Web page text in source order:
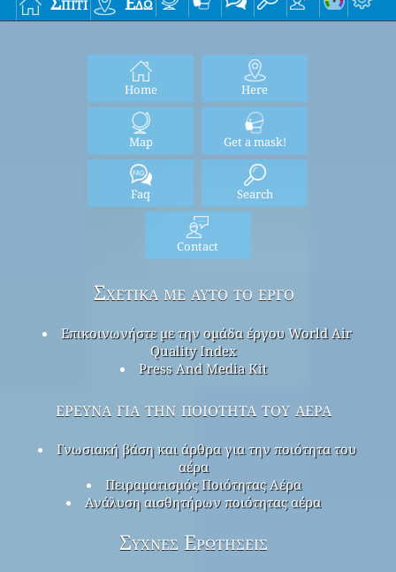
Home Here
Map Get a mask!
Faq Search
Contact
Σχετικά με αυτό το έργο
Επικοινωνήστε με την ομάδα έργου World Air
Quality Index
Press And Media Kit
έρευνα για την ποιότητα του αέρα
Γνωσιακή βάση και άρθρα για την ποιότητα του
αέρα
Πειραματισμός Ποιότητας Αέρα
Ανάλυση αισθητήρων ποιότητας αέρα
Συχνές Ερωτήσεις